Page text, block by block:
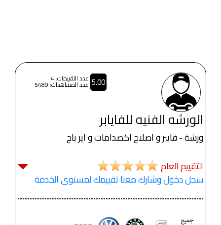
الورشه الفنيه للفايابر
ورشة - فايبر و اصلاح اكصدامات و اير باج
التقييم العام
سجل دخول وشارك معنا تقييمك لمستوى الخدمة
5.00 عدد التقييمات: 4
عدد المشاهدات: 5489